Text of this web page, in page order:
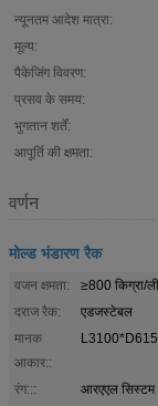
न्यूनतम आदेश मात्रा:
मूल्य:
पैकेजिंग विवरण:
प्रसव के समय:
भुगतान शर्तें:
आपूर्ति की क्षमता:
वर्णन
मोल्ड भंडारण रैक
वजन क्षमता:
≥800 किग्रा/
दराज रैक:
एडजस्टेबल
मानक
आकार::
रंग:::
आरएएल सिस्टम